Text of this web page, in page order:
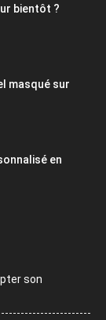
bientôt ?
masqué sur
en
son